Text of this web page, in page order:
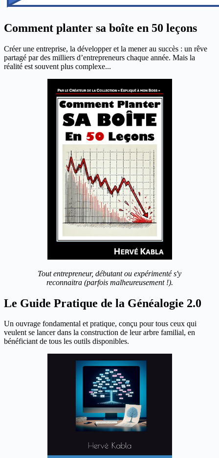
Comment planter sa boîte en 50 leçons
Créer une entreprise, la développer et la mener au succès : un rêve
partagé par des milliers d’entrepreneurs chaque année. Mais la
réalité est souvent plus complexe...
Tout entrepreneur, débutant ou expérimenté s'y
reconnaitra (parfois malheureusement !).
Le Guide Pratique de la Généalogie 2.0
Un ouvrage fondamental et pratique, conçu pour tous ceux qui
veulent se lancer dans la construction de leur arbre familial, en
bénéficiant de tous les outils disponibles.